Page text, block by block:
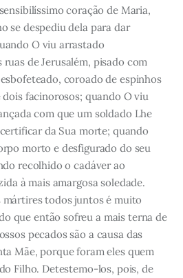
coração de Maria,
se despediu dela para dar
O viu arrastado
de Jerusalém, pisado com
coroado de espinhos
facinorosos; quando O viu
com que um soldado Lhe
da Sua morte; quando
morto e desfigurado do seu
recolhido o cadáver ao
à mais amargosa soledade.
todos juntos é muito
que então sofreu a mais terna de
pecados são a causa das
Mãe, porque foram eles quem
Filho. Detestemo-los, pois, de